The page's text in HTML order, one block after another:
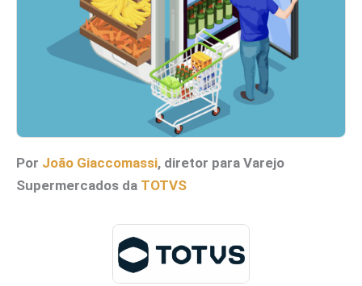
Por João Giaccomassi, diretor para Varejo
Supermercados da TOTVS